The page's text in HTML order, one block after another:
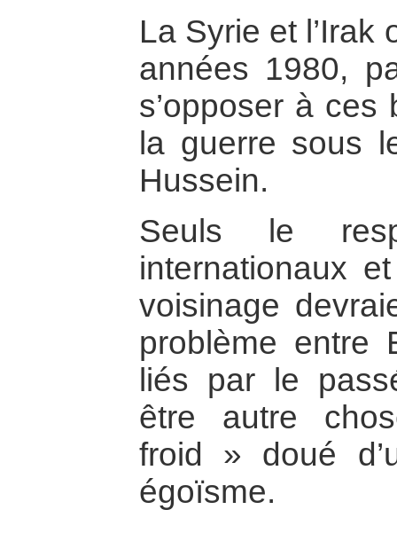
La Syrie et l’Irak
années 1980,
s’opposer à
la guerre sous
Hussein.
Seuls le
internationaux
voisinage
problème entre
liés par le
être autre
froid » doué
égoïsme.